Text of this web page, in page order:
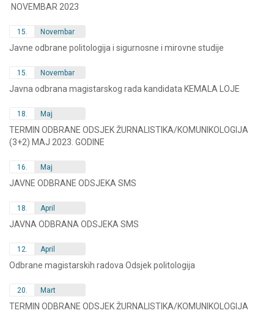
NOVEMBAR 2023
15. Novembar
Javne odbrane politologija i sigurnosne i mirovne studije
15. Novembar
Javna odbrana magistarskog rada kandidata KEMALA LOJE
18. Maj
TERMIN ODBRANE ODSJEK ŽURNALISTIKA/KOMUNIKOLOGIJA
(3+2) MAJ 2023. GODINE
16. Maj
JAVNE ODBRANE ODSJEKA SMS
18. April
JAVNA ODBRANA ODSJEKA SMS
12. April
Odbrane magistarskih radova Odsjek politologija
20. Mart
TERMIN ODBRANE ODSJEK ŽURNALISTIKA/KOMUNIKOLOGIJA